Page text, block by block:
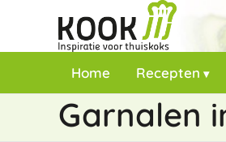
Home Recepten
Garnalen